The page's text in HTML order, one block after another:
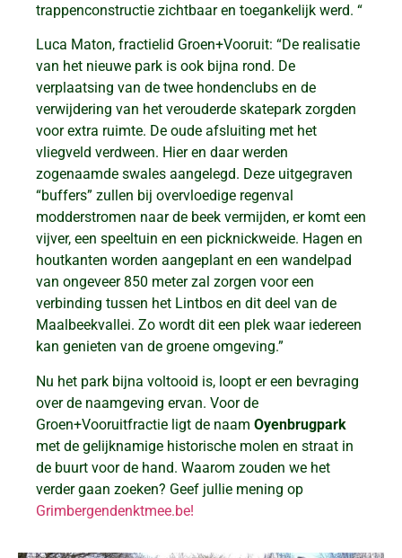
trappenconstructie zichtbaar en toegankelijk werd. “
Luca Maton, fractielid Groen+Vooruit: “De realisatie
van het nieuwe park is ook bijna rond. De
verplaatsing van de twee hondenclubs en de
verwijdering van het verouderde skatepark zorgden
voor extra ruimte. De oude afsluiting met het
vliegveld verdween. Hier en daar werden
zogenaamde swales aangelegd. Deze uitgegraven
“buffers” zullen bij overvloedige regenval
modderstromen naar de beek vermijden, er komt een
vijver, een speeltuin en een picknickweide. Hagen en
houtkanten worden aangeplant en een wandelpad
van ongeveer 850 meter zal zorgen voor een
verbinding tussen het Lintbos en dit deel van de
Maalbeekvallei. Zo wordt dit een plek waar iedereen
kan genieten van de groene omgeving.”
Nu het park bijna voltooid is, loopt er een bevraging
over de naamgeving ervan. Voor de
Groen+Vooruitfractie ligt de naam Oyenbrugpark
met de gelijknamige historische molen en straat in
de buurt voor de hand. Waarom zouden we het
verder gaan zoeken? Geef jullie mening op
Grimbergendenktmee.be!